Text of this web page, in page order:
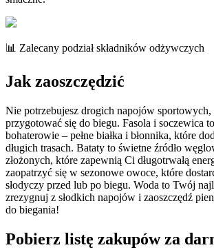
📊 Zalecany podział składników odżywczych
Jak zaoszczędzić
Nie potrzebujesz drogich napojów sportowych,
przygotować się do biegu. Fasola i soczewica
bohaterowie – pełne białka i błonnika, które
długich trasach. Bataty to świetne źródło
złożonych, które zapewnią Ci długotrwałą
zaopatrzyć się w sezonowe owoce, które
słodyczy przed lub po biegu. Woda to Twój
zrezygnuj z słodkich napojów i zaoszczędź
do biegania!
Pobierz listę zakupów za